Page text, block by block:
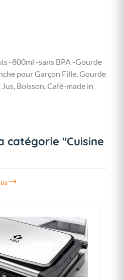
-800ml -sans BPA -Gourde
pour Garçon Fille, Gourde
Boisson, Café-made in
catégorie "Cuisine